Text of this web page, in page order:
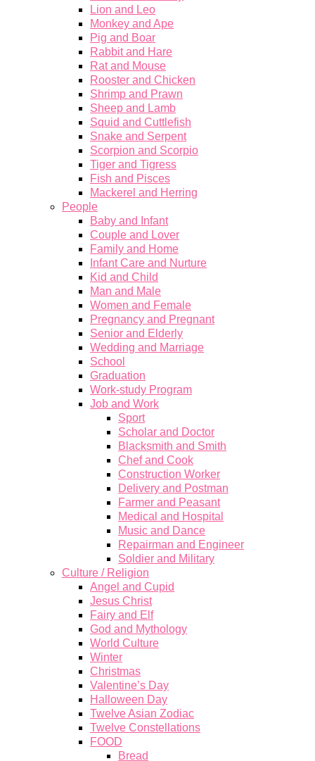
Lion and Leo
Monkey and Ape
Pig and Boar
Rabbit and Hare
Rat and Mouse
Rooster and Chicken
Shrimp and Prawn
Sheep and Lamb
Squid and Cuttlefish
Snake and Serpent
Scorpion and Scorpio
Tiger and Tigress
Fish and Pisces
Mackerel and Herring
People
Baby and Infant
Couple and Lover
Family and Home
Infant Care and Nurture
Kid and Child
Man and Male
Women and Female
Pregnancy and Pregnant
Senior and Elderly
Wedding and Marriage
School
Graduation
Work-study Program
Job and Work
Sport
Scholar and Doctor
Blacksmith and Smith
Chef and Cook
Construction Worker
Delivery and Postman
Farmer and Peasant
Medical and Hospital
Music and Dance
Repairman and Engineer
Soldier and Military
Culture / Religion
Angel and Cupid
Jesus Christ
Fairy and Elf
God and Mythology
World Culture
Winter
Christmas
Valentine’s Day
Halloween Day
Twelve Asian Zodiac
Twelve Constellations
FOOD
Bread